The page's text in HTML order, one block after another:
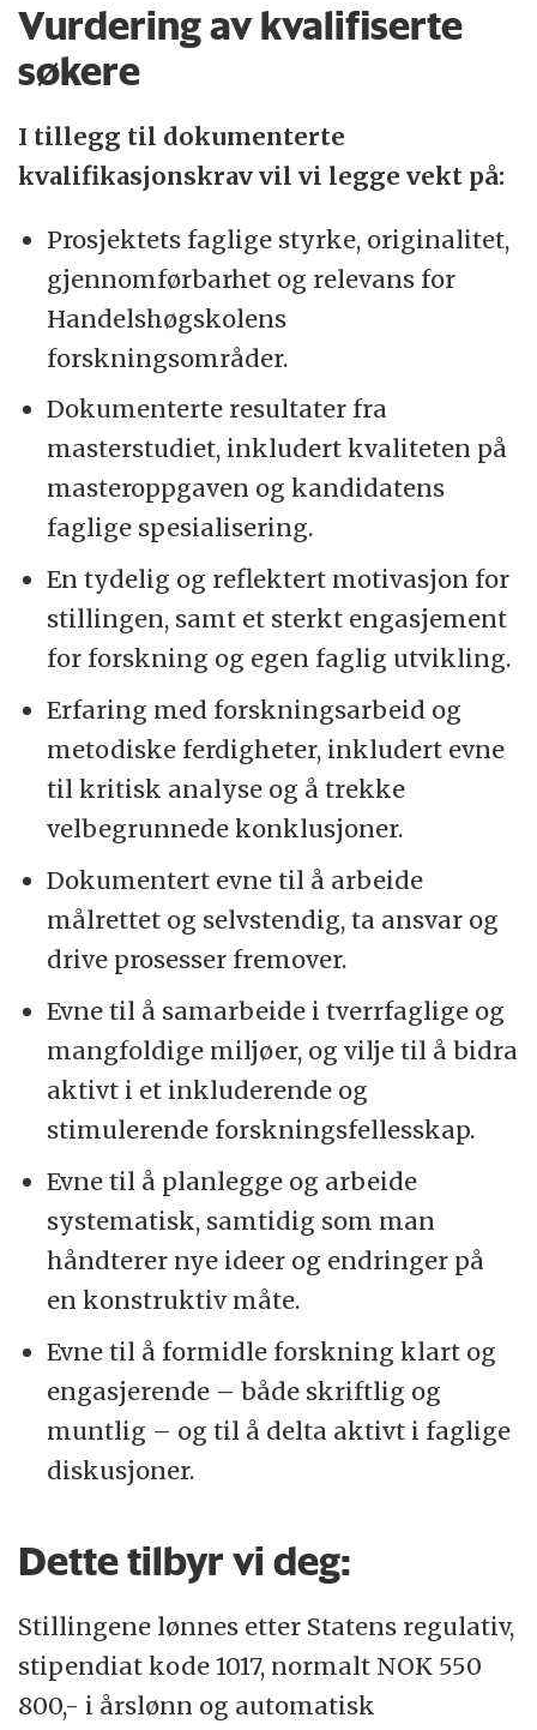
Vurdering av kvalifiserte
søkere
I tillegg til dokumenterte
kvalifikasjonskrav vil vi legge vekt på:
Prosjektets faglige styrke, originalitet,
gjennomførbarhet og relevans for
Handelshøgskolens
forskningsområder.
Dokumenterte resultater fra
masterstudiet, inkludert kvaliteten på
masteroppgaven og kandidatens
faglige spesialisering.
En tydelig og reflektert motivasjon for
stillingen, samt et sterkt engasjement
for forskning og egen faglig utvikling.
Erfaring med forskningsarbeid og
metodiske ferdigheter, inkludert evne
til kritisk analyse og å trekke
velbegrunnede konklusjoner.
Dokumentert evne til å arbeide
målrettet og selvstendig, ta ansvar og
drive prosesser fremover.
Evne til å samarbeide i tverrfaglige og
mangfoldige miljøer, og vilje til å bidra
aktivt i et inkluderende og
stimulerende forskningsfellesskap.
Evne til å planlegge og arbeide
systematisk, samtidig som man
håndterer nye ideer og endringer på
en konstruktiv måte.
Evne til å formidle forskning klart og
engasjerende – både skriftlig og
muntlig – og til å delta aktivt i faglige
diskusjoner.
Dette tilbyr vi deg:
Stillingene lønnes etter Statens regulativ,
stipendiat kode 1017, normalt NOK 550
800,- i årslønn og automatisk